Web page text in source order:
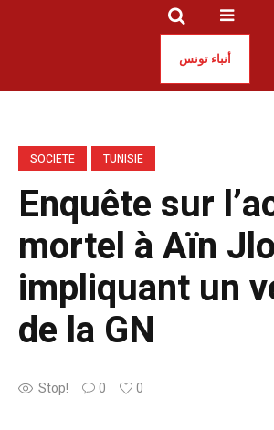
أنباء تونس
SOCIETE TUNISIE
Enquête sur
mortel à Aïn
impliquant un
de la GN
Stop! 0 0